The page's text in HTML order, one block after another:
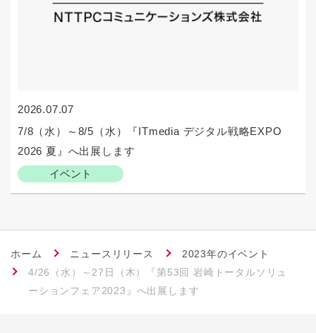
2026.07.07
イベント
7/8（水）～8/5（水）『ITmedia デジタル戦略EXPO
2026 夏』へ出展します
ホーム ニュースリリース
2023年のイベント
4/26（水）～27日（木）『第53回 岩崎トータルソリュ
ーションフェア2023』へ出展します